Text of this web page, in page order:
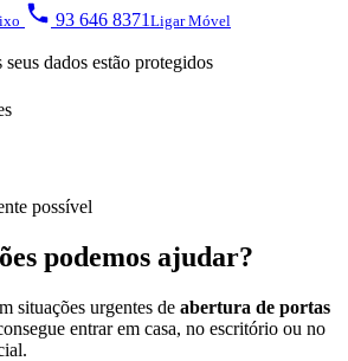
93 646 8371 Ligar Móvel
dados estão protegidos
possível
podemos ajudar?
situações urgentes de abertura de portas
entrar em casa, no escritório ou no